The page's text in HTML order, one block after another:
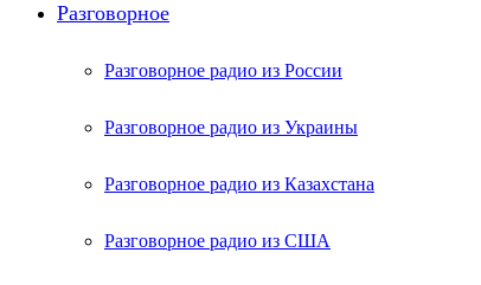
Разговорное
Разговорное радио из России
Разговорное радио из Украины
Разговорное радио из Казахстана
Разговорное радио из США